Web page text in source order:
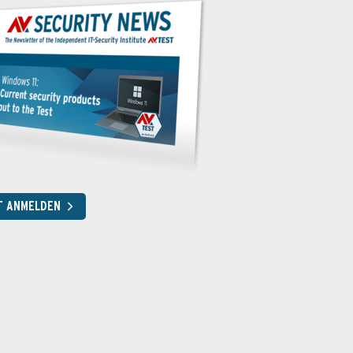
ANMELDEN